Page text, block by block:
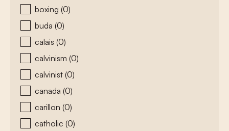
boxing (0)
buda (0)
calais (0)
calvinism (0)
calvinist (0)
canada (0)
carillon (0)
catholic (0)